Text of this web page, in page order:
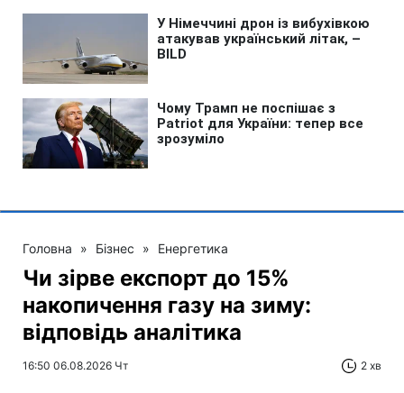
Головна » Бізнес » Енергетика
Чи зірве експорт до 15%
накопичення газу на зиму:
відповідь аналітика
16:50 06.08.2026 Чт 2 хв